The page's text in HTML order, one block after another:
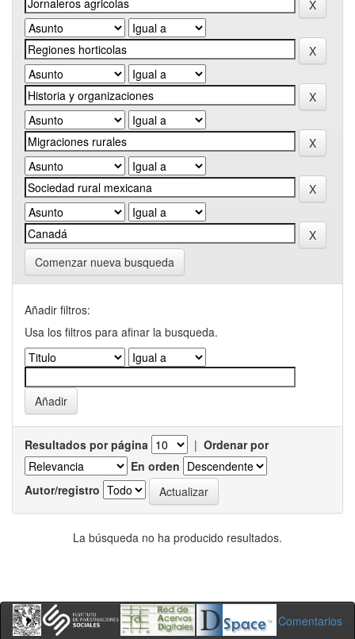
Comenzar nueva busqueda
Añadir filtros:
Usa los filtros para afinar la busqueda.
Resultados por página | Ordenar por
En orden
Autor/registro
La búsqueda no ha producido resultados.
Comentarios